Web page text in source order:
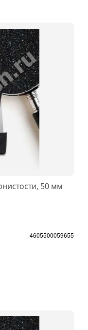
50 мм
4605500059655